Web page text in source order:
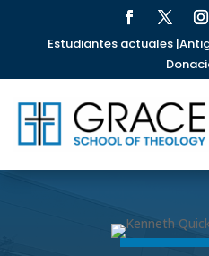
Estudiantes actuales |